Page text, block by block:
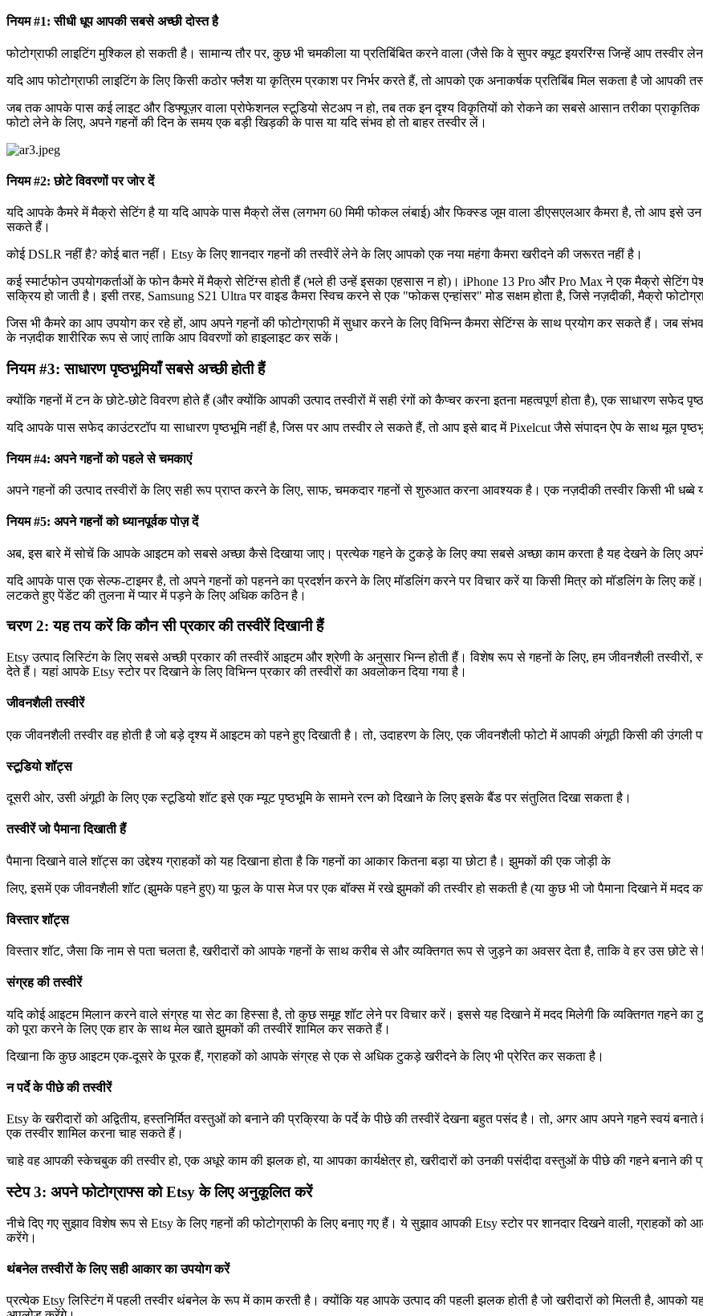
नियम #1: सीधी धूप आपकी सबसे अच्छी दोस्त है
फोटोग्राफी लाइटिंग मुश्किल हो सकती है। सामान्य तौर पर, कुछ भी चमकीला या प्रतिबिंबित करने वाला (जैसे कि वे सुपर क्यूट इयररिंग्स जिन्हें आप तस्वीर
यदि आप फोटोग्राफी लाइटिंग के लिए किसी कठोर फ्लैश या कृत्रिम प्रकाश पर निर्भर करते हैं, तो आपको एक अनाकर्षक प्रतिबिंब मिल सकता है जो
जब तक आपके पास कई लाइट और डिफ्यूज़र वाला प्रोफेशनल स्टूडियो सेटअप न हो, तब तक इन दृश्य विकृतियों को रोकने का सबसे आसान तरीका
फोटो लेने के लिए, अपने गहनों की दिन के समय एक बड़ी खिड़की के पास या यदि संभव हो तो बाहर तस्वीर लें।
नियम #2: छोटे विवरणों पर जोर दें
यदि आपके कैमरे में मैक्रो सेटिंग है या यदि आपके पास मैक्रो लेंस (लगभग 60 मिमी फोकल लंबाई) और फिक्स्ड जूम वाला डीएसएलआर कैमरा है, तो आप इसे
सकते हैं।
कोई DSLR नहीं है? कोई बात नहीं। Etsy के लिए शानदार गहनों की तस्वीरें लेने के लिए आपको एक नया महंगा कैमरा खरीदने की जरूरत नहीं है।
कई स्मार्टफोन उपयोगकर्ताओं के फोन कैमरे में मैक्रो सेटिंग्स होती हैं (भले ही उन्हें इसका एहसास न हो)। iPhone 13 Pro और Pro Max ने एक मैक्रो
सक्रिय हो जाती है। इसी तरह, Samsung S21 Ultra पर वाइड कैमरा स्विच करने से एक "फोकस एन्हांसर" मोड सक्षम होता है, जिसे नज़दीकी, मैक्रो
जिस भी कैमरे का आप उपयोग कर रहे हों, आप अपने गहनों की फोटोग्राफी में सुधार करने के लिए विभिन्न कैमरा सेटिंग्स के साथ प्रयोग कर सकते हैं। जब
के नज़दीक शारीरिक रूप से जाएं ताकि आप विवरणों को हाइलाइट कर सकें।
नियम #3: साधारण पृष्ठभूमियाँ सबसे अच्छी होती हैं
क्योंकि गहनों में टन के छोटे-छोटे विवरण होते हैं (और क्योंकि आपकी उत्पाद तस्वीरों में सही रंगों को कैप्चर करना इतना महत्वपूर्ण होता है), एक साधारण सफेद
यदि आपके पास सफेद काउंटरटॉप या साधारण पृष्ठभूमि नहीं है, जिस पर आप तस्वीर ले सकते हैं, तो आप इसे बाद में Pixelcut जैसे संपादन ऐप के साथ मूल
नियम #4: अपने गहनों को पहले से चमकाएं
अपने गहनों की उत्पाद तस्वीरों के लिए सही रूप प्राप्त करने के लिए, साफ, चमकदार गहनों से शुरुआत करना आवश्यक है। एक नज़दीकी तस्वीर किसी भी धब्बे
नियम #5: अपने गहनों को ध्यानपूर्वक पोज़ दें
अब, इस बारे में सोचें कि आपके आइटम को सबसे अच्छा कैसे दिखाया जाए। प्रत्येक गहने के टुकड़े के लिए क्या सबसे अच्छा काम करता है यह देखने के लिए अपने
यदि आपके पास एक सेल्फ-टाइमर है, तो अपने गहनों को पहनने का प्रदर्शन करने के लिए मॉडलिंग करने पर विचार करें या किसी मित्र को मॉडलिंग के लिए
लटकते हुए पेंडेंट की तुलना में प्यार में पड़ने के लिए अधिक कठिन है।
चरण 2: यह तय करें कि कौन सी प्रकार की तस्वीरें दिखानी हैं
Etsy उत्पाद लिस्टिंग के लिए सबसे अच्छी प्रकार की तस्वीरें आइटम और श्रेणी के अनुसार भिन्न होती हैं। विशेष रूप से गहनों के लिए, हम जीवनशैली तस्वीरों,
देते हैं। यहां आपके Etsy स्टोर पर दिखाने के लिए विभिन्न प्रकार की तस्वीरों का अवलोकन दिया गया है।
जीवनशैली तस्वीरें
एक जीवनशैली तस्वीर वह होती है जो बड़े दृश्य में आइटम को पहने हुए दिखाती है। तो, उदाहरण के लिए, एक जीवनशैली फोटो में आपकी अंगूठी किसी की उंगली
स्टूडियो शॉट्स
दूसरी ओर, उसी अंगूठी के लिए एक स्टूडियो शॉट इसे एक म्यूट पृष्ठभूमि के सामने रत्न को दिखाने के लिए इसके बैंड पर संतुलित दिखा सकता है।
तस्वीरें जो पैमाना दिखाती हैं
पैमाना दिखाने वाले शॉट्स का उद्देश्य ग्राहकों को यह दिखाना होता है कि गहनों का आकार कितना बड़ा या छोटा है। झुमकों की एक जोड़ी के
लिए, इसमें एक जीवनशैली शॉट (झुमके पहने हुए) या फूल के पास मेज पर एक बॉक्स में रखे झुमकों की तस्वीर हो सकती है (या कुछ भी जो पैमाना दिखाने में मदद
विस्तार शॉट्स
विस्तार शॉट, जैसा कि नाम से पता चलता है, खरीदारों को आपके गहनों के साथ करीब से और व्यक्तिगत रूप से जुड़ने का अवसर देता है, ताकि वे हर उस छोटे से
संग्रह की तस्वीरें
यदि कोई आइटम मिलान करने वाले संग्रह या सेट का हिस्सा है, तो कुछ समूह शॉट लेने पर विचार करें। इससे यह दिखाने में मदद मिलेगी कि व्यक्तिगत गहने
को पूरा करने के लिए एक हार के साथ मेल खाते झुमकों की तस्वीरें शामिल कर सकते हैं।
दिखाना कि कुछ आइटम एक-दूसरे के पूरक हैं, ग्राहकों को आपके संग्रह से एक से अधिक टुकड़े खरीदने के लिए भी प्रेरित कर सकता है।
न पर्दे के पीछे की तस्वीरें
Etsy के खरीदारों को अद्वितीय, हस्तनिर्मित वस्तुओं को बनाने की प्रक्रिया के पर्दे के पीछे की तस्वीरें देखना बहुत पसंद है। तो, अगर आप अपने गहने स्वयं
एक तस्वीर शामिल करना चाह सकते हैं।
चाहे वह आपकी स्केचबुक की तस्वीर हो, एक अधूरे काम की झलक हो, या आपका कार्यक्षेत्र हो, खरीदारों को उनकी पसंदीदा वस्तुओं के पीछे की गहने बनाने
स्टेप 3: अपने फोटोग्राफ्स को Etsy के लिए अनुकूलित करें
नीचे दिए गए सुझाव विशेष रूप से Etsy के लिए गहनों की फोटोग्राफी के लिए बनाए गए हैं। ये सुझाव आपकी Etsy स्टोर पर शानदार दिखने वाली, ग्राहकों
करेंगे।
थंबनेल तस्वीरों के लिए सही आकार का उपयोग करें
प्रत्येक Etsy लिस्टिंग में पहली तस्वीर थंबनेल के रूप में काम करती है। क्योंकि यह आपके उत्पाद की पहली झलक होती है जो खरीदारों को मिलती है, आपको